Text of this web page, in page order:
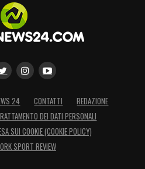
24 CONTATTI
REDAZIONE
DEI DATI PERSONALI
SUI COOKIE (COOKIE POLICY)
SPORT REVIEW